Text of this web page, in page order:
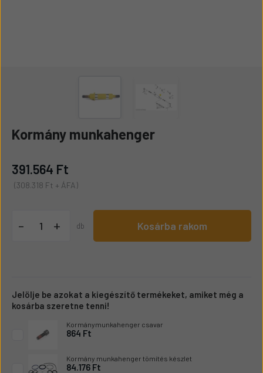
Kormány munkahenger
391.564 Ft
(308.318 Ft + ÁFA)
- + db Kosárba rakom
Jelölje be azokat a kiegészítő termékeket, amiket még a
kosárba szeretne tenni!
Kormánymunkahenger csavar
864 Ft
Kormány munkahenger tömítés készlet
84.176 Ft